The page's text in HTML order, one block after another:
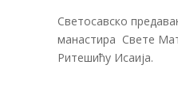
Светосавско
манастира Свете
Ритешићу Исаија.